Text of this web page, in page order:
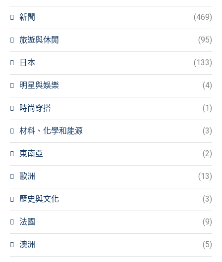
新聞 (469)
旅遊與休閒 (95)
日本 (133)
明星與娛樂 (4)
時尚穿搭 (1)
材料、化學和能源 (3)
東南亞 (2)
歐洲 (13)
歷史與文化 (3)
法國 (9)
澳洲 (5)